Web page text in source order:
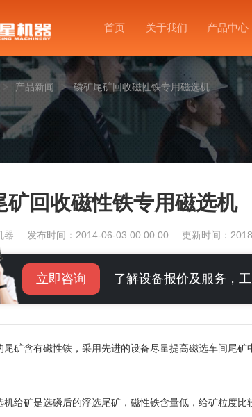
首页 关于我们 产品中心
产品新闻 磷矿尾矿回收磁性铁专用磁选机
矿回收磁性铁专用磁选机
器 发布时间：2014-06-03 00:00:00 更新时间：
立即咨询 了解设备报价及服务，
尾矿含有磁性铁，采用先进的设备尽量提高磁选车间尾
机给矿是选磷后的浮选尾矿，磁性铁含量低，给矿粒度